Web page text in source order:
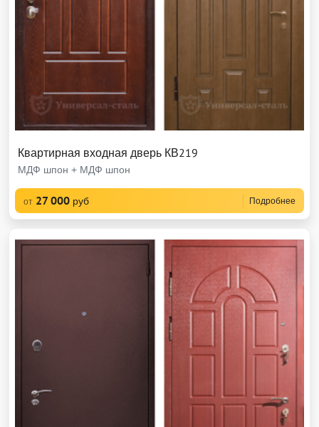
Квартирная входная дверь КВ219
МДФ шпон + МДФ шпон
от 27 000 руб Подробнее